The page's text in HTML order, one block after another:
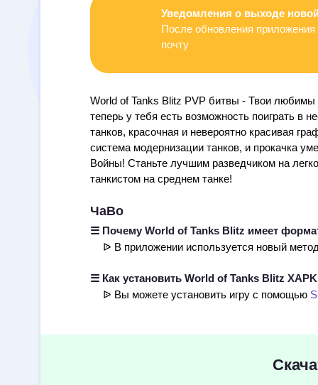
Уведомления о выходе
После обновления
почту
World of Tanks Blitz PVP битвы - Твои любимы
теперь у тебя есть возможность поиграть в
танков, красочная и невероятно красивая
система модернизации танков, и прокачка
Войны! Станьте лучшим разведчиком на
танкистом на среднем танке!
ЧаВо
☰ Почему World of Tanks Blitz имеет
ᐉ В приложении используется новый
☰ Как установить World of Tanks Blitz
ᐉ Вы можете установить игру с помощью